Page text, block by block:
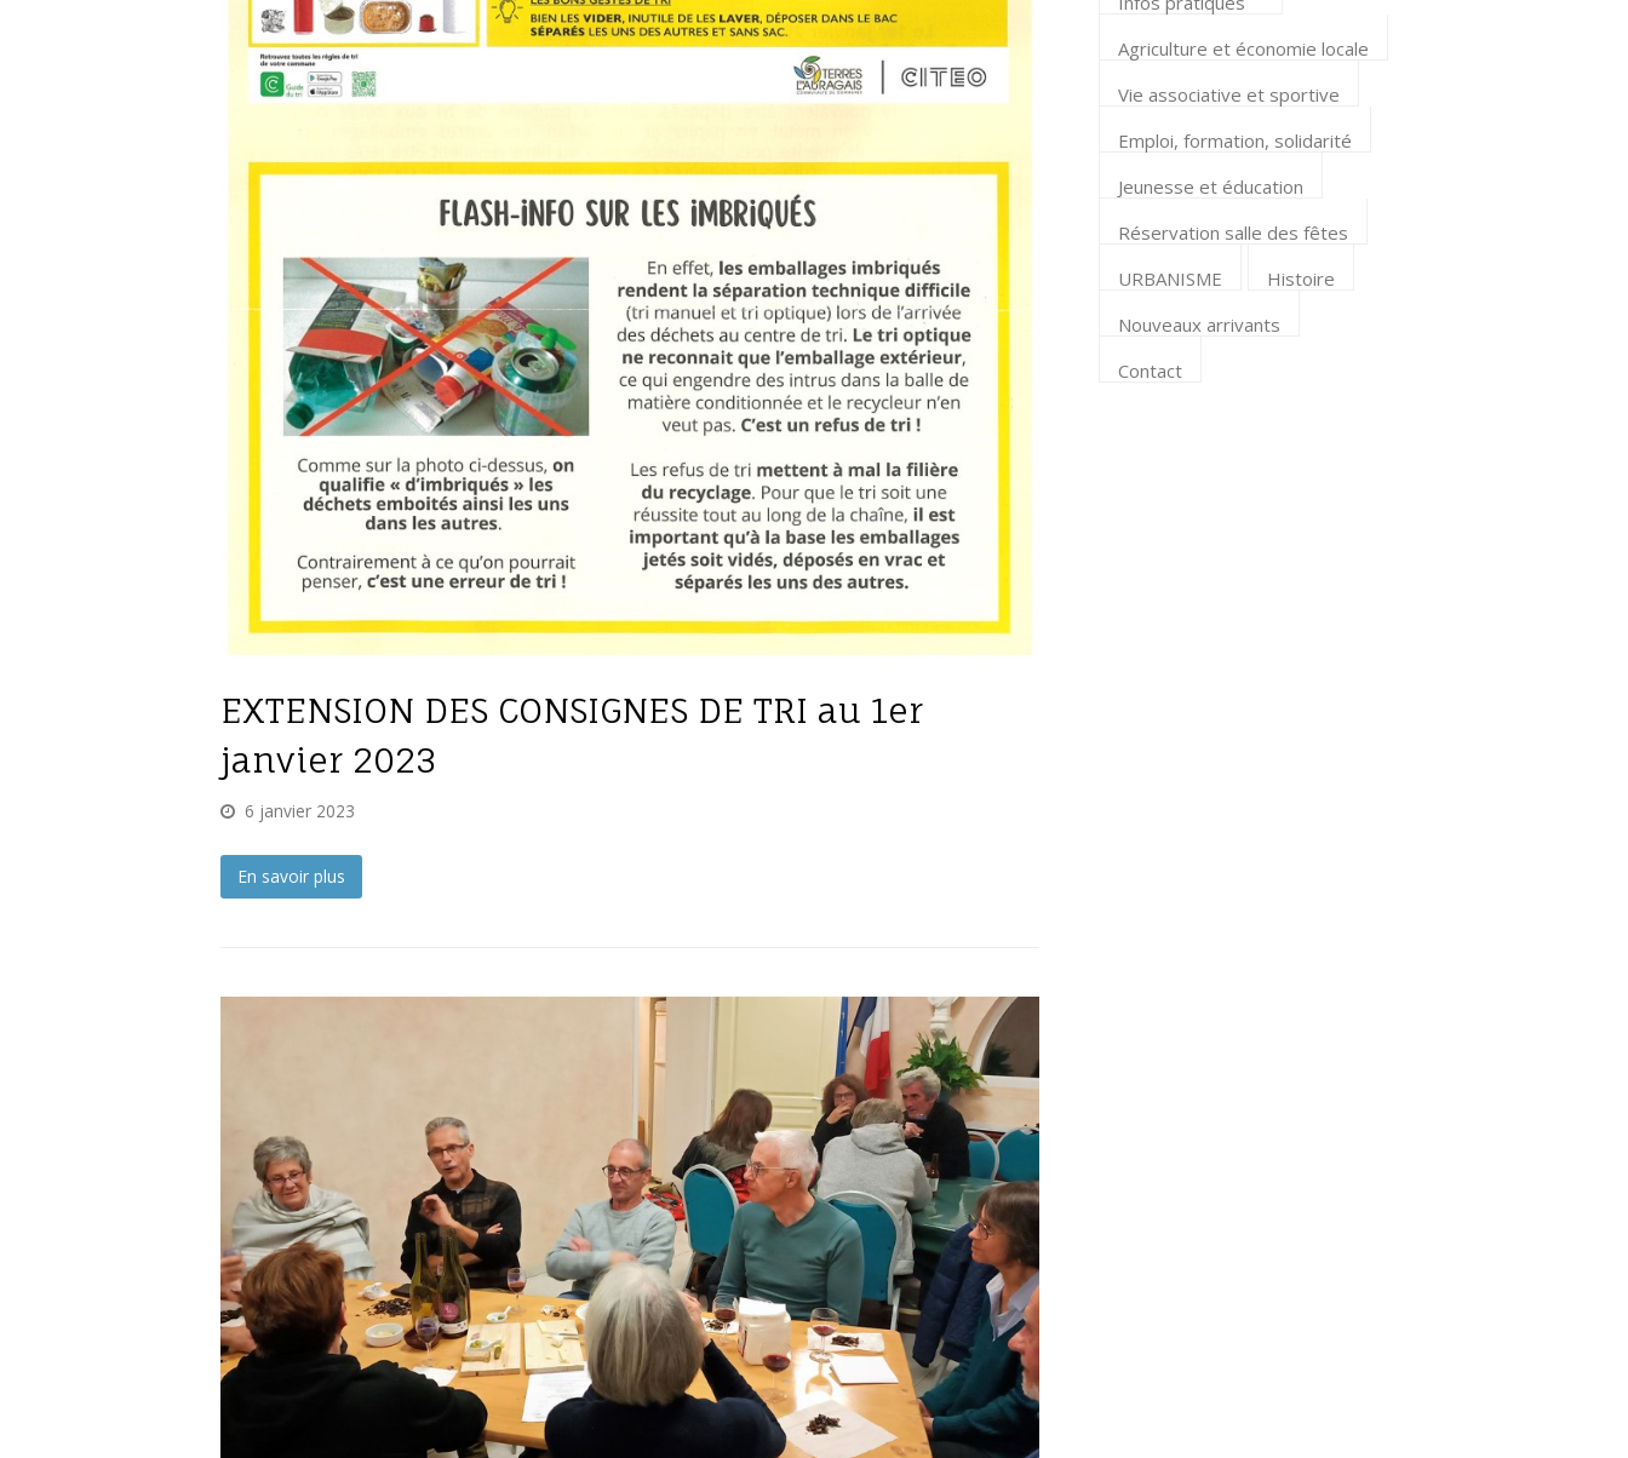
EXTENSION DES CONSIGNES DE TRI au 1er
janvier 2023
6 janvier 2023
En savoir plus
Agriculture et économie locale
Vie associative et sportive
Emploi, formation, solidarité
Jeunesse et éducation
Réservation salle des fêtes
URBANISME
Histoire
Nouveaux arrivants
Contact